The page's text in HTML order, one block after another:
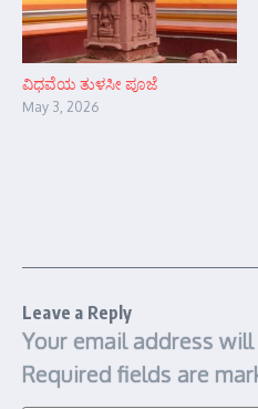
ವಿಧವೆಯ ತುಳಸೀ ಪೂಜೆ
May 3, 2026
Leave a Reply
Your email address
Required fields are